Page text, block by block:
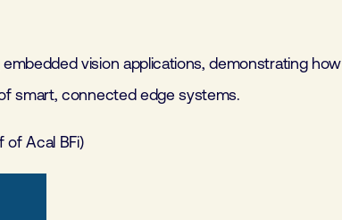
vision applications, demonstrating how
smart, connected edge systems.
of Acal BFi)